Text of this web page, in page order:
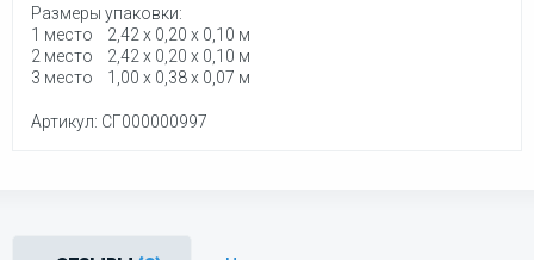
Размеры упаковки:
1 место 2,42 х 0,20 х 0,10 м
2 место 2,42 х 0,20 х 0,10 м
3 место 1,00 х 0,38 х 0,07 м
Артикул: СГ000000997